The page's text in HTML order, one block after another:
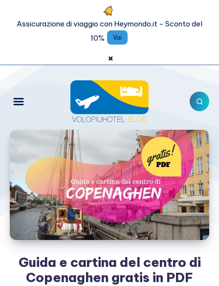
Assicurazione di viaggio con Heymondo.it - Sconto del
10%
Vai
×
Guida e cartina del centro di
Copenaghen gratis in PDF